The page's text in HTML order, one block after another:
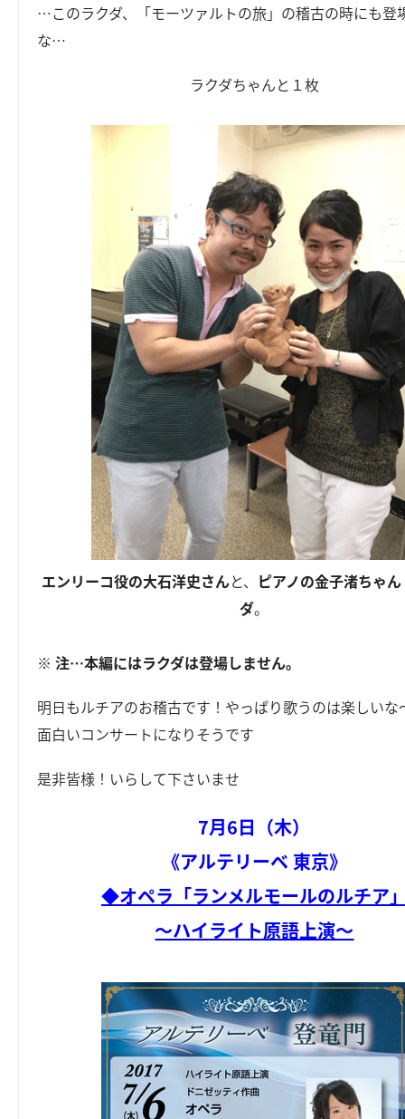
…このラクダ、「モーツァルトの旅」の稽古の時にも登
な…
ラクダちゃんと１枚
エンリーコ役の大石洋史さんと、 ピアノの金子渚ちゃん
ダ。
※ 注…本編にはラクダは登場しません。
明日もルチアのお稽古です！やっぱり歌うのは楽しいな
面白いコンサートになりそうです
是非皆様！いらして下さいませ
7月6日（木）
《アルテリーベ 東京》
◆オペラ「ランメルモールのルチア
～ハイライト原語上演～